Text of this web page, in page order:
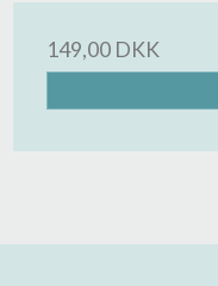
149,00 DKK